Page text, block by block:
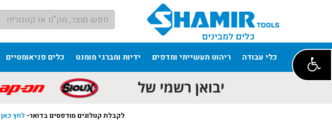
כלי עבודה ריהוט תעשייתי ומדפים ידיות ומברגי מומנט כלים פניאומטיים
לקבלת קטלוגים מודפסים בדואר-לחץ כאן